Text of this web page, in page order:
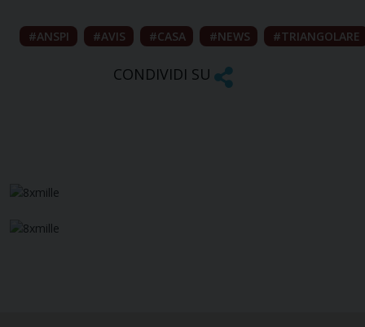
ANSPI AVIS CASA NEWS TRIANGOLARE
CONDIVIDI SU